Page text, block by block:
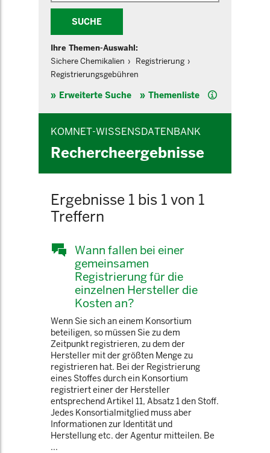
SUCHE
Ihre Themen-Auswahl:
Sichere Chemikalien
Registrierung
Registrierungsgebühren
Erweiterte Suche Themenliste Hilfe
KOMNET-WISSENSDATENBANK
Rechercheergebnisse
Ergebnisse 1 bis 1 von 1
Treffern
Wann fallen bei einer
gemeinsamen
Registrierung für die
einzelnen Hersteller die
Kosten an?
Wenn Sie sich an einem Konsortium
beteiligen, so müssen Sie zu dem
Zeitpunkt registrieren, zu dem der
Hersteller mit der größten Menge zu
registrieren hat. Bei der Registrierung
eines Stoffes durch ein Konsortium
registriert einer der Hersteller
entsprechend Artikel 11, Absatz 1 den Stoff.
Jedes Konsortialmitglied muss aber
Informationen zur Identität und
Herstellung etc. der Agentur mitteilen. Be
...